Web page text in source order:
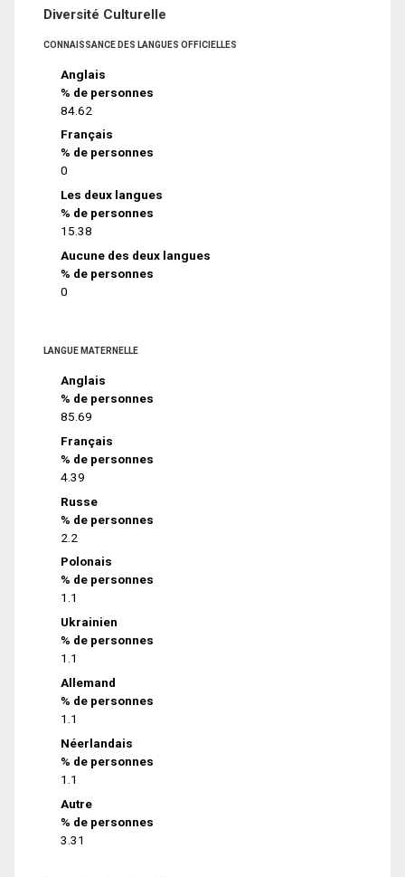
Diversité Culturelle
CONNAISSANCE DES LANGUES OFFICIELLES
Anglais
% de personnes
84.62
Français
% de personnes
0
Les deux langues
% de personnes
15.38
Aucune des deux langues
% de personnes
0
LANGUE MATERNELLE
Anglais
% de personnes
85.69
Français
% de personnes
4.39
Russe
% de personnes
2.2
Polonais
% de personnes
1.1
Ukrainien
% de personnes
1.1
Allemand
% de personnes
1.1
Néerlandais
% de personnes
1.1
Autre
% de personnes
3.31